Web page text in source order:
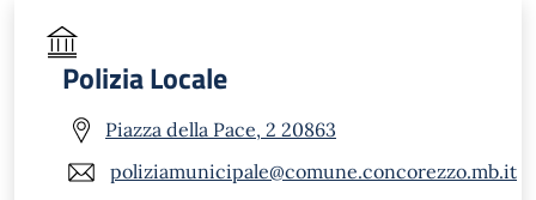
Polizia Locale
Piazza della Pace, 2 20863
poliziamunicipale@comune.concorezzo.mb.it